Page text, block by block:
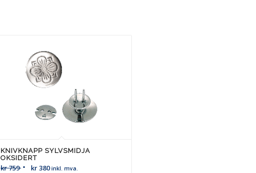
KNIVKNAPP SYLVSMIDJA
OKSIDERT
kr759 kr380 inkl. mva.